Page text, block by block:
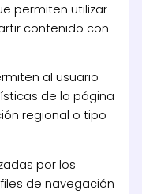
permiten utilizar
contenido con
al usuario
de la página
regional o tipo
por los
de navegación